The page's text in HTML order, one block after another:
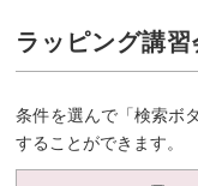
ラッピング講
条件を選んで「検索ボ
することができます。